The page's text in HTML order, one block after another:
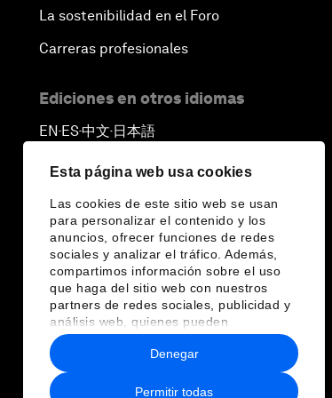
Esta página web usa cookies
Las cookies de este sitio web se usan
para personalizar el contenido y los
anuncios, ofrecer funciones de redes
sociales y analizar el tráfico. Además,
compartimos información sobre el uso
que haga del sitio web con nuestros
partners de redes sociales, publicidad y
análisis web, quienes pueden
combinarla con otra información que les
haya proporcionado o que hayan
recopilado a partir del uso que haya
hecho de sus servicios.
Permitir todas
Denegar
La sostenibilidad en el Foro
Carreras profesionales
Ediciones en otros idiomas
EN ▪ ES▪中文▪ 日本語